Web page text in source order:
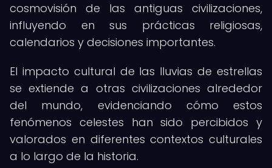
cosmovisión de las antiguas civilizaciones,
influyendo en sus prácticas religiosas,
calendarios y decisiones importantes.
El impacto cultural de las lluvias de estrellas
se extiende a otras civilizaciones alrededor
del mundo, evidenciando cómo estos
fenómenos celestes han sido percibidos y
valorados en diferentes contextos culturales
a lo largo de la historia.